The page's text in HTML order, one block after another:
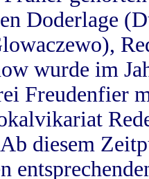
Doderlage
wurde im
Freudenfier
diesem